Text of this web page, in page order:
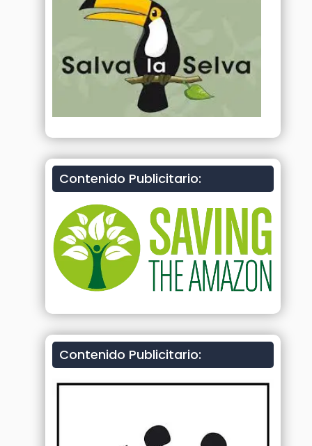
Contenido Publicitario:
Contenido Publicitario: